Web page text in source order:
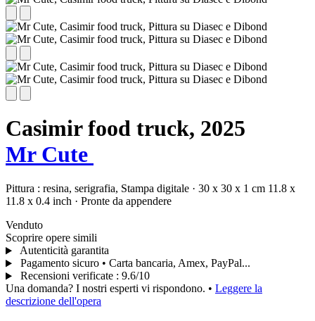
Casimir food truck, 2025
Mr Cute
Pittura : resina, serigrafia, Stampa digitale · 30 x 30 x 1 cm 11.8 x
11.8 x 0.4 inch · Pronte da appendere
Venduto
Scoprire opere simili
Autenticità garantita
Pagamento sicuro • Carta bancaria, Amex, PayPal...
Recensioni verificate : 9.6/10
Una domanda? I nostri esperti vi rispondono. • Leggere la
descrizione dell'opera